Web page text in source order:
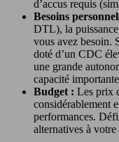
d’accus requis
Besoins
DTL), la
vous avez besoin.
doté d’un CDC
une grande
capacité
Budget : Les prix
considérablement
performances.
alternatives à